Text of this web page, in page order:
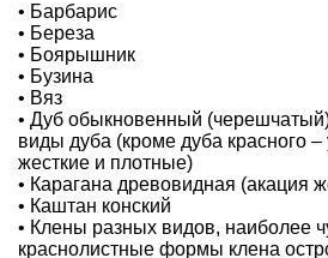
• Барбарис
• Береза
• Боярышник
• Бузина
• Вяз
• Дуб обыкновенный
виды дуба (кроме дуба красного –
жесткие и плотные)
• Карагана древовидная (акация
• Каштан конский
• Клены разных видов, наиболее
краснолистные формы клена